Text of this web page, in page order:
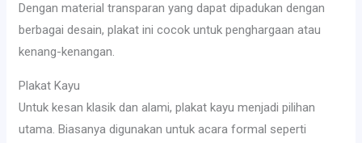
Dengan material transparan yang dapat dipadukan dengan
berbagai desain, plakat ini cocok untuk penghargaan atau
kenang-kenangan.
Plakat Kayu
Untuk kesan klasik dan alami, plakat kayu menjadi pilihan
utama. Biasanya digunakan untuk acara formal seperti